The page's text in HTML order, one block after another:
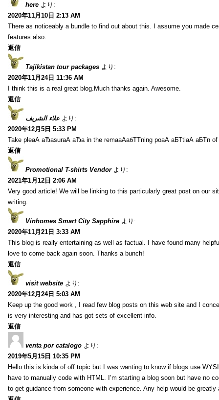
here より:
2020年11月10日 2:13 AM
There as noticeably a bundle to find out about this. I assume you made
features also.
返信
Tajikistan tour packages より:
2020年11月24日 11:36 AM
I think this is a real great blog.Much thanks again. Awesome.
返信
علاء الشريف より:
2020年12月5日 5:33 PM
Take pleаА аЂаsurаА аЂа in the remaаАабТТning poаА аБТtiаА аБТn
返信
Promotional T-shirts Vendor より:
2021年1月12日 2:06 AM
Very good article! We will be linking to this particularly great post on our
writing.
Vinhomes Smart City Sapphire より:
2020年11月21日 3:33 AM
This blog is really entertaining as well as factual. I have found many
love to come back again soon. Thanks a bunch!
返信
visit website より:
2020年12月24日 5:03 AM
Keep up the good work , I read few blog posts on this web site and I
is very interesting and has got sets of excellent info.
返信
venta por catalogo より:
2019年5月15日 10:35 PM
Hello this is kinda of off topic but I was wanting to know if blogs use
have to manually code with HTML. I’m starting a blog soon but have no
to get guidance from someone with experience. Any help would be greatly